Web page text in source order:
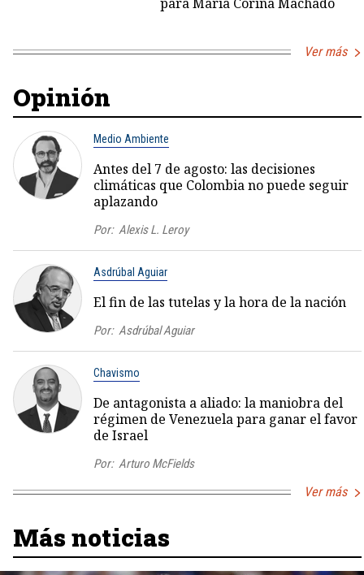
Ver más
Opinión
Medio Ambiente
Antes del 7 de agosto: las decisiones
climáticas que Colombia no puede seguir
aplazando
Por: Alexis L. Leroy
Asdrúbal Aguiar
El fin de las tutelas y la hora de la nación
Por: Asdrúbal Aguiar
Chavismo
De antagonista a aliado: la maniobra del
régimen de Venezuela para ganar el favor
de Israel
Por: Arturo McFields
Ver más
Más noticias